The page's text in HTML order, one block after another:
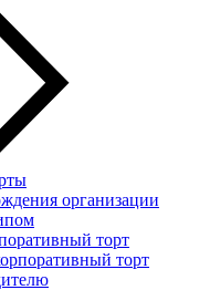
организации
торт
торт